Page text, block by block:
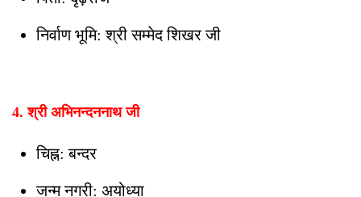
निर्वाण भूमि: श्री सम्मेद शिखर जी
4. श्री अभिनन्दननाथ जी
चिह्न: बन्दर
जन्म नगरी: अयोध्या